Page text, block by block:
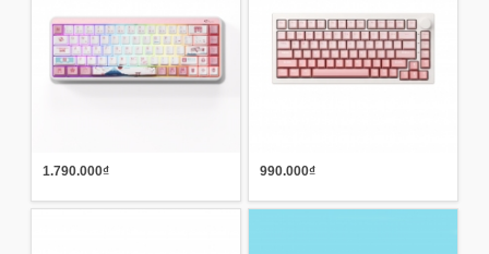
1.790.000₫ 990.000₫